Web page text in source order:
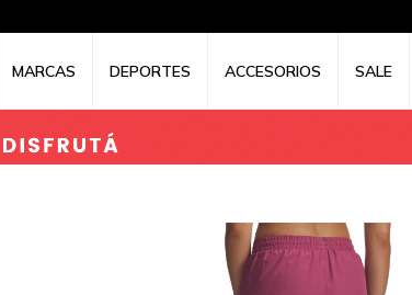
MARCAS DEPORTES ACCESORIOS SALE